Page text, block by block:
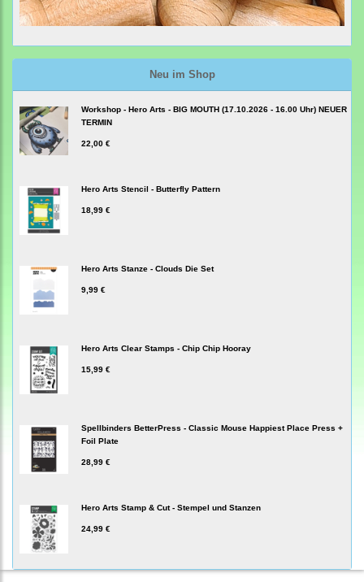
Neu im Shop
Workshop - Hero Arts - BIG MOUTH (17.10.2026 - 16.00 Uhr) NEUER
TERMIN
22,00 €
Hero Arts Stencil - Butterfly Pattern
18,99 €
Hero Arts Stanze - Clouds Die Set
9,99 €
Hero Arts Clear Stamps - Chip Chip Hooray
15,99 €
Spellbinders BetterPress - Classic Mouse Happiest Place Press +
Foil Plate
28,99 €
Hero Arts Stamp & Cut - Stempel und Stanzen
24,99 €